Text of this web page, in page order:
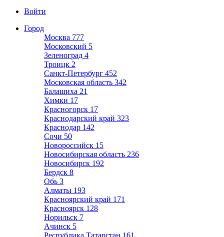
Войти
Город
Москва 777
Московский 5
Зеленоград 4
Троицк 2
Санкт-Петербург 452
Московская область 342
Балашиха 21
Химки 17
Красногорск 17
Краснодарский край 323
Краснодар 142
Сочи 50
Новороссийск 15
Новосибирская область 236
Новосибирск 192
Бердск 8
Обь 3
Алматы 193
Красноярский край 171
Красноярск 128
Норильск 7
Ачинск 5
Республика Татарстан 161